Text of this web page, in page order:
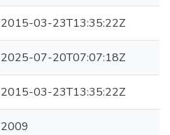
2015-03-23T13:35:22Z
2025-07-20T07:07:18Z
2015-03-23T13:35:22Z
2009